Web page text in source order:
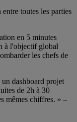
entre toutes les parties
en 5 minutes
à l'objectif global
les chefs de
dashboard projet
de 2h à 30
mêmes chiffres. » –